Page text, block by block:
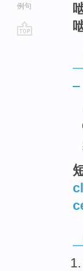
例句